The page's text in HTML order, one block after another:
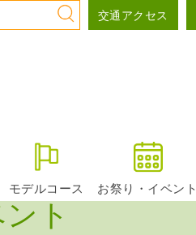
交通アクセス
モデルコース お祭り・イベント
ト